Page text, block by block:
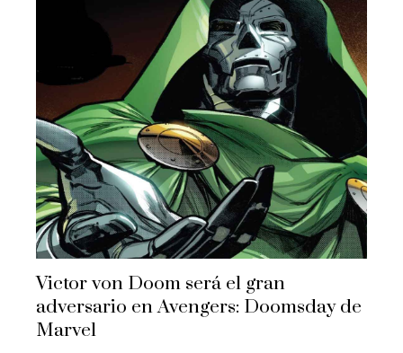
Victor von Doom será el gran
adversario en Avengers: Doomsday de
Marvel